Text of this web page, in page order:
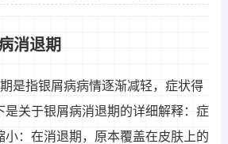
消退期
是指银屑病病情逐渐减轻，症状得
是关于银屑病消退期的详细解释：症
小：在消退期，原本覆盖在皮肤上的